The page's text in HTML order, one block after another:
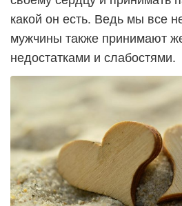
какой он есть. Ведь мы все
мужчины также принимают
недостатками и слабостями.